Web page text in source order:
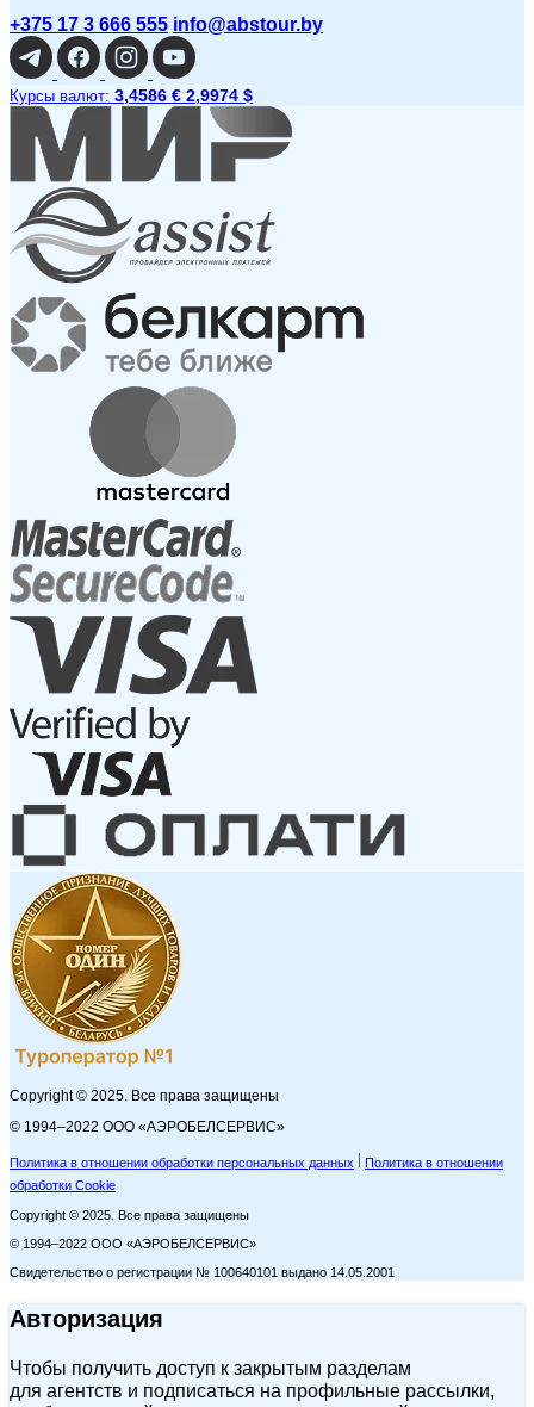
+375 17 3 666 555 info@abstour.by
Курсы валют: 3,4586 € 2,9974 $
Copyright © 2025. Все права защищены
© 1994–2022 ООО «АЭРОБЕЛСЕРВИС»
Политика в отношении обработки персональных данных
Политика в отношении
обработки Cookie
Copyright © 2025. Все права защищены
© 1994–2022 ООО «АЭРОБЕЛСЕРВИС»
Свидетельство о регистрации № 100640101 выдано 14.05.2001
Авторизация
Чтобы получить доступ к закрытым разделам
для агентств и подписаться на профильные рассылки,